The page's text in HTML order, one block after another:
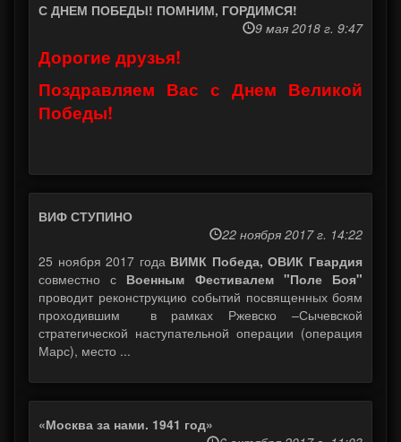
С ДНЕМ ПОБЕДЫ! ПОМНИМ, ГОРДИМСЯ!
9 мая 2018 г. 9:47
Дорогие друзья!
Поздравляем Вас с Днем Великой
Победы!
ВИФ СТУПИНО
22 ноября 2017 г. 14:22
25 ноября 2017 года ВИМК Победа, ОВИК Гвардия
совместно с Военным Фестивалем "Поле Боя"
проводит реконструкцию событий посвященных боям
проходившим в рамках Ржевско –Сычевской
стратегической наступательной операции (операция
Марс), место ...
«Москва за нами. 1941 год»